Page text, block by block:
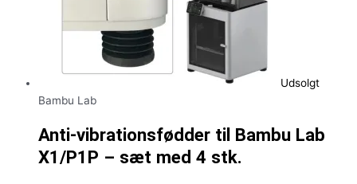
Udsolgt
Bambu Lab
Anti-vibrationsfødder til Bambu Lab
X1/P1P – sæt med 4 stk.